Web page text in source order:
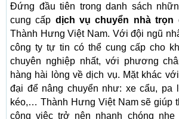
Đứng đầu tiên trong danh sách
cung cấp dịch vụ chuyển nhà trọn
Thành Hưng Việt Nam. Với đội ngũ
công ty tự tin có thể cung cấp cho
chuyên nghiệp nhất, với phương
hàng hài lòng về dịch vụ. Mặt khác
đại để nâng chuyển như: xe cẩu, pa
kéo,… Thành Hưng Việt Nam sẽ giúp
công việc trở nên nhanh chóng nhẹ